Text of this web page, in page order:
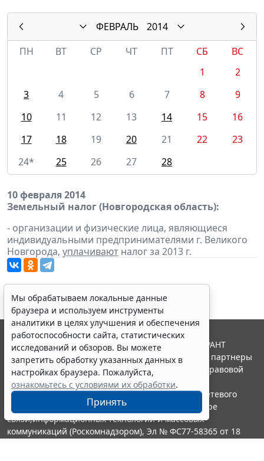
ФЕВРАЛЬ
2014
ПН
ВТ СР ЧТ ПТ СБ
ВС
1
2
3
4 5 6 7 8
9
10
11 12 13 14 15
16
17
18 19 20 21 22
23
24*
25 26 27 28
10 февраля 2014
Земельный налог (Новгородская область):
- организации и физические лица, являющиеся
индивидуальными предпринимателями г. Великого
Новгорода, уплачивают налог за 2013 г.
Мы обрабатываем локальные данные
браузера и используем инструменты
аналитики в целях улучшения и обеспечения
работоспособности сайта, статистических
исследований и обзоров. Вы можете
запретить обработку указанных данных в
настройках браузера. Пожалуйста,
ознакомьтесь с условиями их обработки.
Принять
© ООО "НПП "ГАРАНТ-СЕРВИС", 2026. Система ГАРАНТ
выпускается с 1990 года. Компания "Гарант" и ее партнеры
являются участниками Российской ассоциации правовой
информации ГАРАНТ.
Портал ГАРАНТ.РУ зарегистрирован в качестве сетевого
издания Федеральной службой по надзору в сфере
связи,информационных технологий и массовых
коммуникаций (Роскомнадзором), Эл № ФС77-58365 от 18